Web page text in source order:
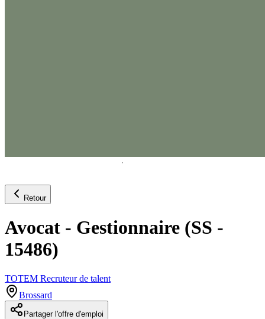
Retour
Avocat - Gestionnaire (SS -
15486)
TOTEM Recruteur de talent
Brossard
Partager l'offre d'emploi